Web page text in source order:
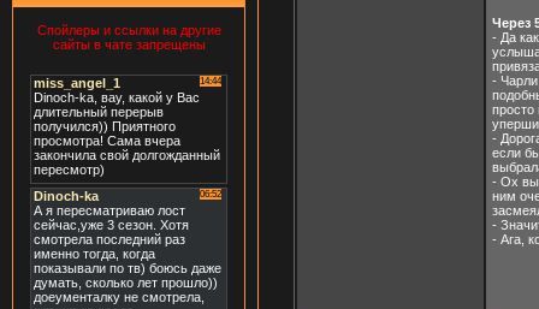
Спойлеры и ссылки на другие
сайты в чате запрещены
Через
- Да
-
просто
-
если
- Ох
ним
-
- Ага,